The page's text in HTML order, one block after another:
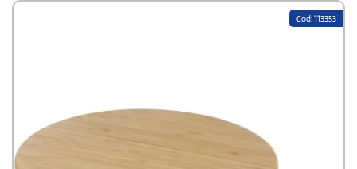
Cod: 113353